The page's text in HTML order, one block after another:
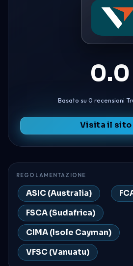
0.0
Basato su 0 recensioni
Visita il sito
REGOLAMENTAZIONE
ASIC (Australia)
FSCA (Sudafrica)
CIMA (Isole Cayman)
VFSC (Vanuatu)